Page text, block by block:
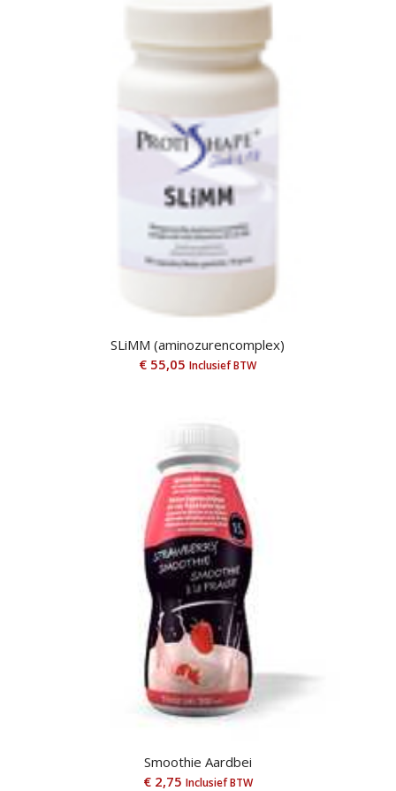
SLiMM (aminozurencomplex)
€ 55,05 Inclusief BTW
Smoothie Aardbei
€2,75 Inclusief BTW